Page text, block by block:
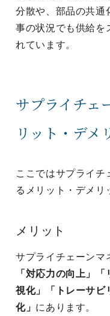
分散や、部品の共通
事の状況でも供給を
れています。
サプライチェ
リット・デメ
ここではサプライチ
るメリット・デメリ
メリット
サプライチェーンマ
「対応力の向上」
視化」「トレーサビ
化」 にあります。